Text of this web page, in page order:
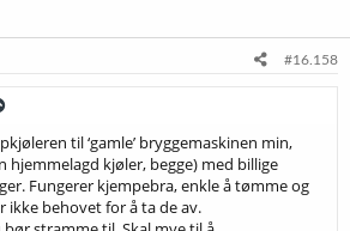
#16.158
til ‘gamle’ bryggemaskinen min,
hjemmelagd kjøler, begge) med billige
Fungerer kjempebra, enkle å tømme og
ikke behovet for å ta de av.